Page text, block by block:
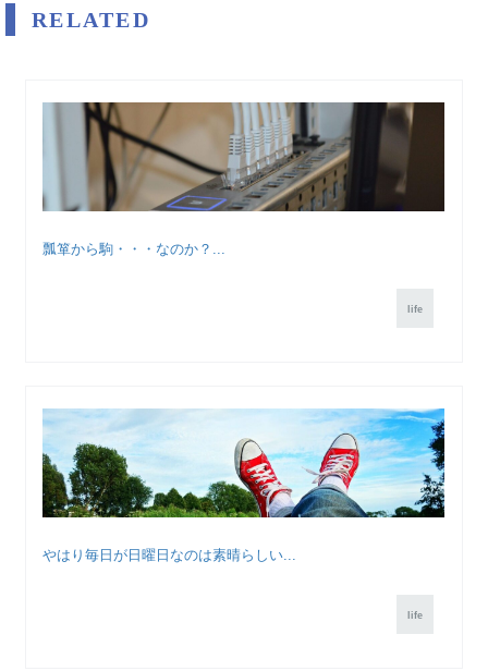
RELATED
瓢箪から駒・・・なのか？...
life
やはり毎日が日曜日なのは素晴らしい...
life